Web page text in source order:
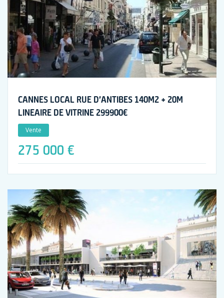
CANNES LOCAL RUE D’ANTIBES 140M2 + 20M
LINEAIRE DE VITRINE 299900€
Vente
275 000 €